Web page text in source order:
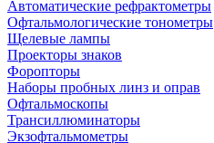
Автоматические рефрактометры
Офтальмологические тонометры
Щелевые лампы
Проекторы знаков
Форопторы
Наборы пробных линз и оправ
Офтальмоскопы
Трансиллюминаторы
Экзофтальмометры